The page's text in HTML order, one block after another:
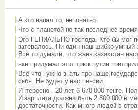
А кто напал то, непонятно
Что с планетой не так последнее
Это ГЕНИАЛЬНО господа. Кто бы мог
затевалось. Ни один наш шибко умный
Все то думали, что жана казахстан
нан придумал этот трюк путин
Всё что нужно знать про наше
себя. Не будет у нас пенсии.
Интересно - 20 лет 6 670 000 тенге.
И зарплата должна быть 2 800 000 в
достаточности. Как много людей в